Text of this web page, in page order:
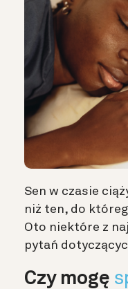
Sen w czasie
niż ten, do
Oto niektóre z
pytań
Czy mogę